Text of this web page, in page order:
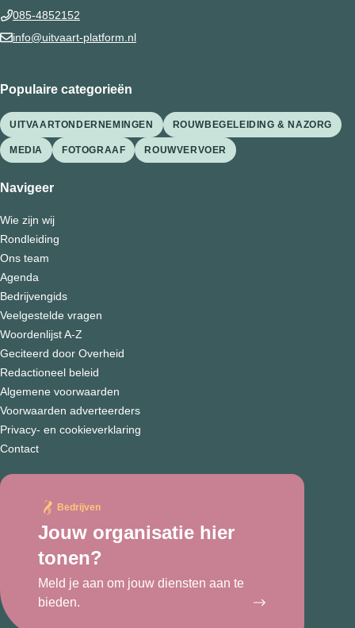
085-4852152
info@uitvaart-platform.nl
Populaire categorieën
UITVAARTONDERNEMINGEN ROUWBEGELEIDING & NAZORG
MEDIA FOTOGRAAF ROUWVERVOER
Navigeer
Wie zijn wij
Rondleiding
Ons team
Agenda
Bedrijvengids
Veelgestelde vragen
Woordenlijst A-Z
Geciteerd door Overheid
Redactioneel beleid
Algemene voorwaarden
Voorwaarden adverteerders
Privacy- en cookieverklaring
Contact
Bedrijven
Jouw organisatie hier
tonen?
Meld je aan om jouw diensten aan te
bieden.